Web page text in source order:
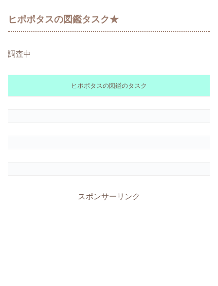
ヒポポタスの図鑑タスク★
調査中
ヒポポタスの図鑑のタスク
スポンサーリンク